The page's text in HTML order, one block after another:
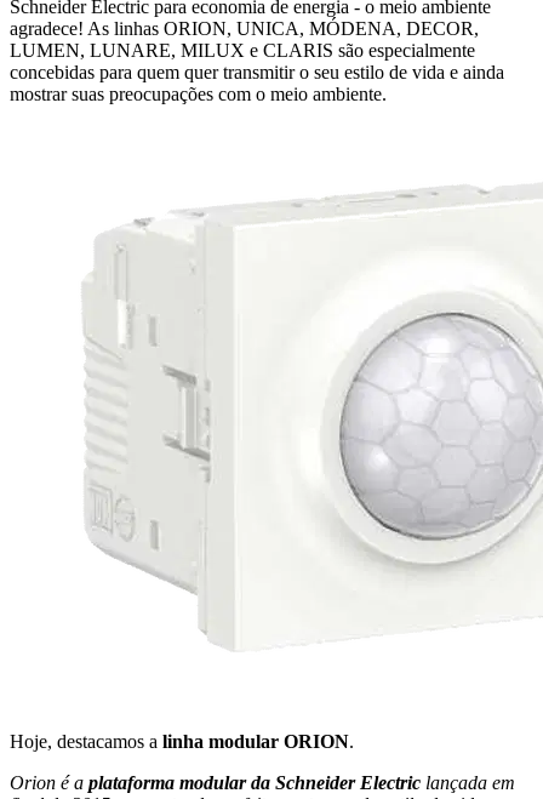
Schneider Electric para economia de energia - o meio ambiente
agradece! As linhas ORION, UNICA, MÓDENA, DECOR,
LUMEN, LUNARE, MILUX e CLARIS são especialmente
concebidas para quem quer transmitir o seu estilo de vida e ainda
mostrar suas preocupações com o meio ambiente.
Hoje, destacamos a linha modular ORION.
Orion é a plataforma modular da Schneider Electric lançada em